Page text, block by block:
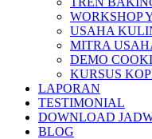
WORKSHOP
USAHA
MITRA
DEMO
KURSUS
LAPORAN
TESTIMONIAL
DOWNLOAD
BLOG